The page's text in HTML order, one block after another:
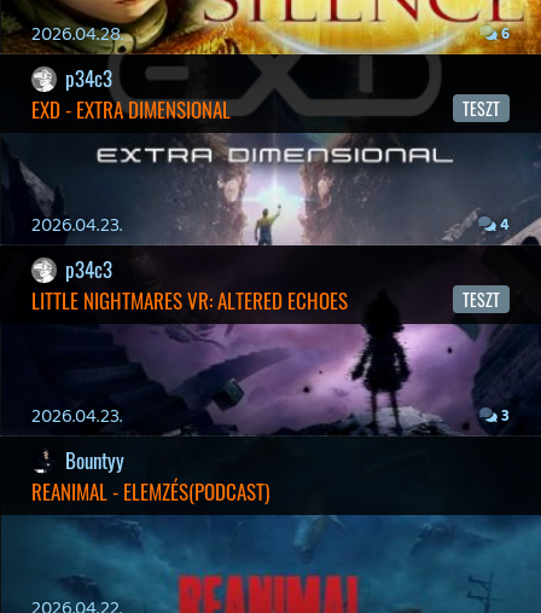
2026.03.15. 1
Necroman Mk2
HIGHGUARD - NECRO'S LOG
2026.03.13.
19 éve videójáték minden nap! Copyright 365 Media Kft